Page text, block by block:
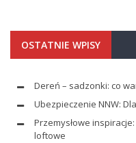
OSTATNIE WPISY
Dereń – sadzonki: co
Ubezpieczenie NNW:
Przemysłowe
loftowe